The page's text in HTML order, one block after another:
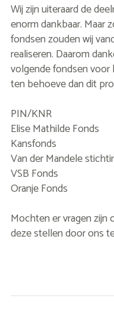
Wij zijn uiteraard de
enorm dankbaar. Maar
fondsen zouden wij
realiseren. Daarom
volgende fondsen voor
ten behoeve dan dit
PIN/KNR
Elise Mathilde Fonds
Kansfonds
Van der Mandele
VSB Fonds
Oranje Fonds
Mochten er vragen zijn
deze stellen door ons